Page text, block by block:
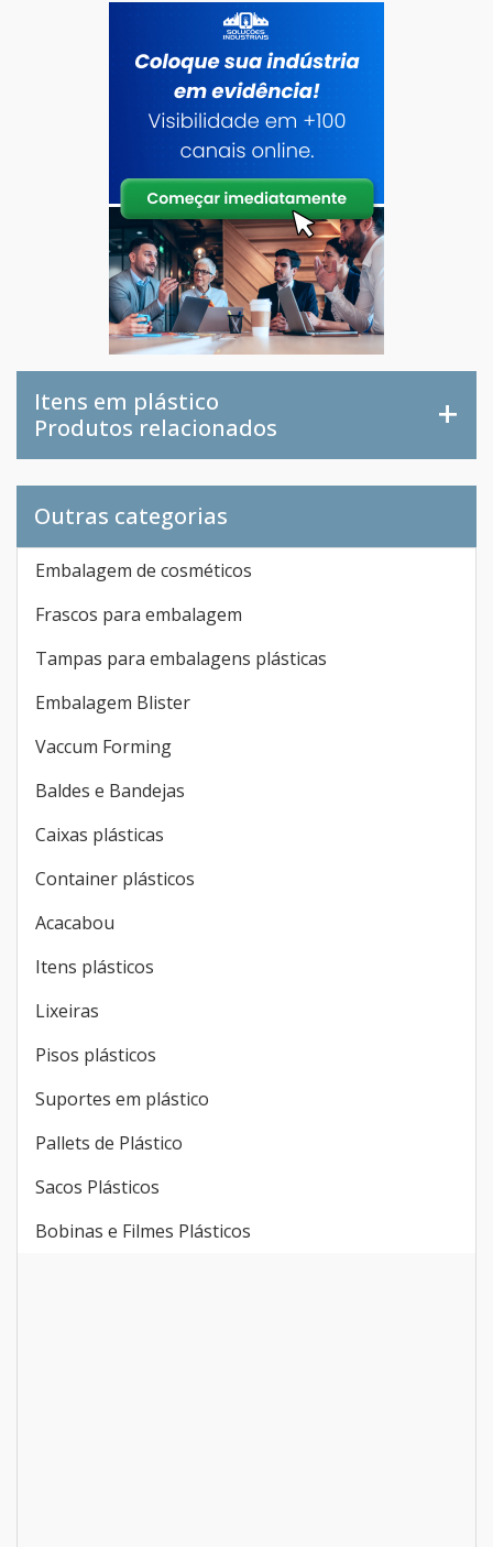
Cotar agora
Itens em plástico
Embalagem de cosméticos
Frascos para embalagem
Tampas para embalagens plásticas
Embalagem Blister
Vaccum Forming
Baldes e Bandejas
Caixas plásticas
Container plásticos
Acacabou
Itens plásticos
Lixeiras